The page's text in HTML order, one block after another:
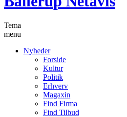
Tema
menu
Nyheder
Forside
Kultur
Politik
Erhverv
Magaxin
Find Firma
Find Tilbud